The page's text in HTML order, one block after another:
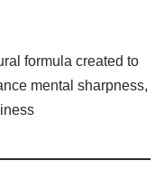
formula created to
mental sharpness,